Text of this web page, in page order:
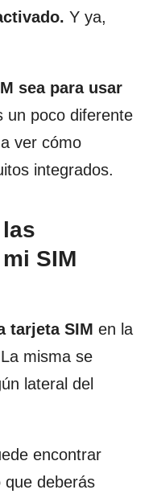
Y ya,
sea para usar
un poco diferente
ver cómo
integrados.
SIM
tarjeta SIM en la
misma se
lateral del
encontrar
que deberás